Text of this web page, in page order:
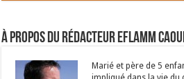
À propos du rédacteur Eflamm
Marié et père de 5